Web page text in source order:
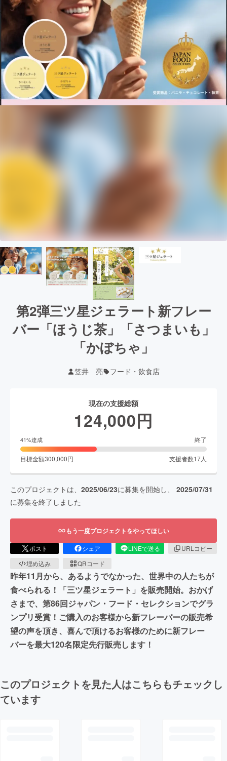
第2弾三ツ星ジェラート新フレー
バー「ほうじ茶」「さつまいも」
「かぼちゃ」
笠井 亮 フード・飲食店
現在の支援総額
124,000円
41%達成 終了
目標金額300,000円 支援者数17人
このプロジェクトは、 2025/06/23に募集を開始し、 2025/07/31
に募集を終了しました
もう一度プロジェクトをやってほしい
ポスト シェア LINEで送る
URLコピー
埋め込み
QRコード
昨年11月から、あるようでなかった、世界中の人たちが
食べられる！「三ツ星ジェラート」を販売開始。おかげ
さまで、第86回ジャパン・フード・セレクションでグラ
ンプリ受賞！ご購入のお客様から新フレーバーの販売希
望の声を頂き、喜んで頂けるお客様のために新フレー
バーを最大120名限定先行販売します！
このプロジェクトを見た人はこちらもチェックし
ています